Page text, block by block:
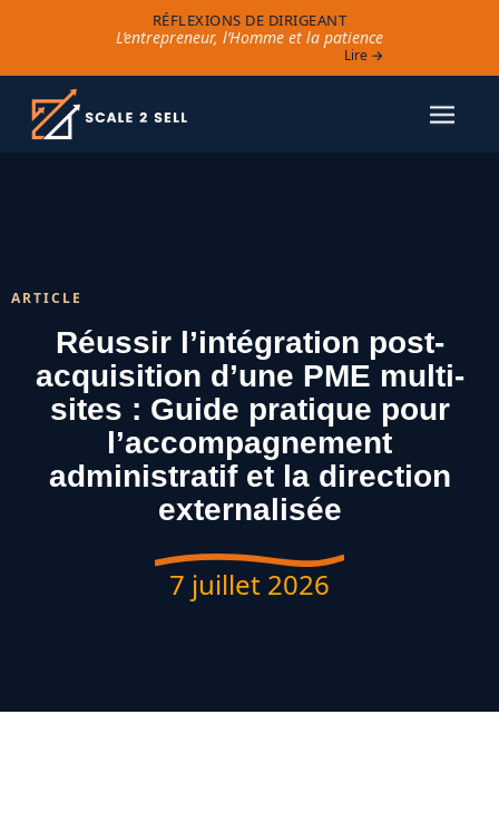
RÉFLEXIONS DE DIRIGEANT
L’entrepreneur, l’Homme et la patience
Lire →
ARTICLE
Réussir l’intégration post-
acquisition d’une PME multi-
sites : Guide pratique pour
l’accompagnement
administratif et la direction
externalisée
7 juillet 2026